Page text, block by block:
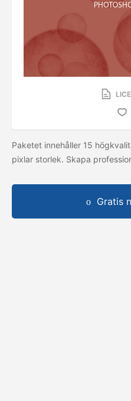
Paketet innehåller 15
pixlar storlek. Skapa
Gratis